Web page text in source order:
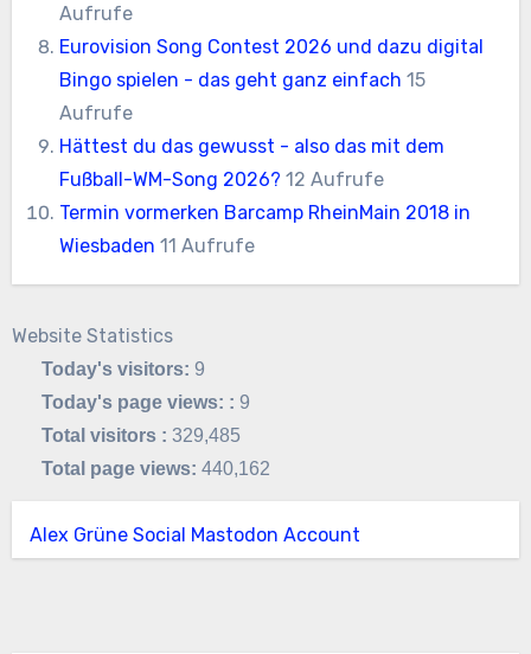
Aufrufe
Eurovision Song Contest 2026 und dazu digital
Bingo spielen - das geht ganz einfach 15
Aufrufe
Hättest du das gewusst - also das mit dem
Fußball-WM-Song 2026? 12 Aufrufe
Termin vormerken Barcamp RheinMain 2018 in
Wiesbaden 11 Aufrufe
Website Statistics
Today's visitors: 9
Today's page views: : 9
Total visitors :329,485
Total page views:440,162
Alex Grüne Social Mastodon Account